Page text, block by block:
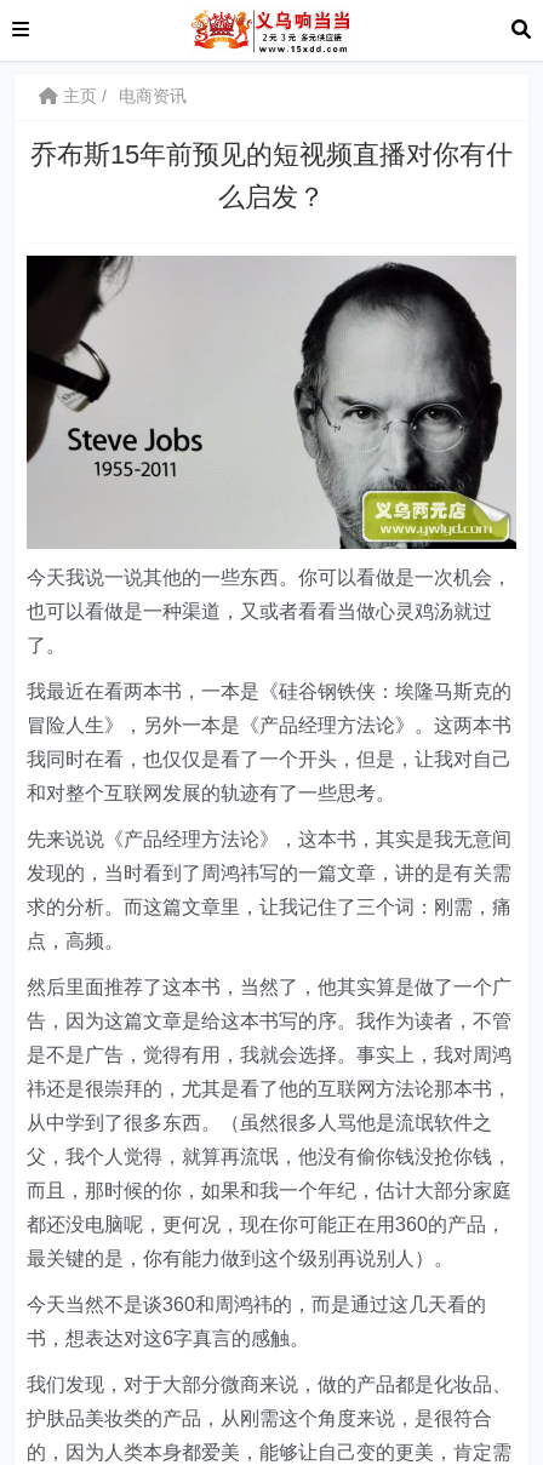
主页 电商资讯
乔布斯15年前预见的短视频直播对你有什
么启发？
今天我说一说其他的一些东西。你可以看做是一次机会，
也可以看做是一种渠道，又或者看看当做心灵鸡汤就过
了。
我最近在看两本书，一本是《硅谷钢铁侠：埃隆马斯克的
冒险人生》，另外一本是《产品经理方法论》。这两本书
我同时在看，也仅仅是看了一个开头，但是，让我对自己
和对整个互联网发展的轨迹有了一些思考。
先来说说《产品经理方法论》，这本书，其实是我无意间
发现的，当时看到了周鸿祎写的一篇文章，讲的是有关需
求的分析。而这篇文章里，让我记住了三个词：刚需，痛
点，高频。
然后里面推荐了这本书，当然了，他其实算是做了一个广
告，因为这篇文章是给这本书写的序。我作为读者，不管
是不是广告，觉得有用，我就会选择。事实上，我对周鸿
祎还是很崇拜的，尤其是看了他的互联网方法论那本书，
从中学到了很多东西。（虽然很多人骂他是流氓软件之
父，我个人觉得，就算再流氓，他没有偷你钱没抢你钱，
而且，那时候的你，如果和我一个年纪，估计大部分家庭
都还没电脑呢，更何况，现在你可能正在用360的产品，
最关键的是，你有能力做到这个级别再说别人）。
今天当然不是谈360和周鸿祎的，而是通过这几天看的
书，想表达对这6字真言的感触。
我们发现，对于大部分微商来说，做的产品都是化妆品、
护肤品美妆类的产品，从刚需这个角度来说，是很符合
的，因为人类本身都爱美，能够让自己变的更美，肯定需